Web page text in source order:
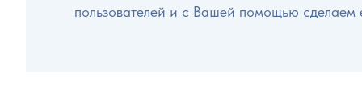
пользователей и с Вашей помощью сделаем